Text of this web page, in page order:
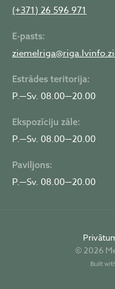
(+371) 26 596 971
E-pasts:
ziemelriga@riga.lv
Estrādes teritorija:
P.—Sv. 08.00—20.00
Ekspozīciju zāle:
P.—Sv. 08.00—20.00
Paviljons:
P.—Sv. 08.00—20.00
© 2026